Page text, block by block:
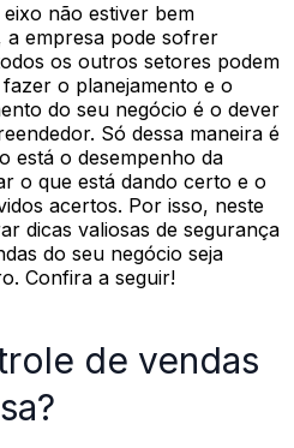
não estiver bem
a empresa pode sofrer
os outros setores podem
o planejamento e o
do seu negócio é o dever
Só dessa maneira é
está o desempenho da
o que está dando certo e o
acertos. Por isso, neste
dicas valiosas de segurança
do seu negócio seja
Confira a seguir!
de vendas